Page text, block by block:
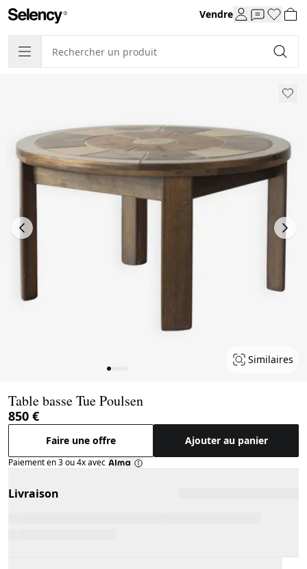
Vendre
Similaires
Table basse Tue Poulsen
850 €
Faire une offre Ajouter au panier
Paiement en 3 ou 4x avec
Livraison